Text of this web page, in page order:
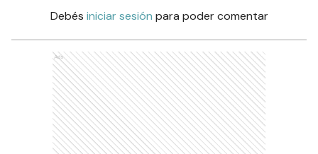
Debés iniciar sesión para poder comentar
Ads